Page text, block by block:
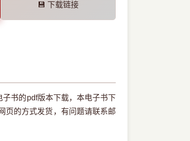
💾 下载链接
书的pdf版本下载，本电子书下
页的方式发货，有问题请联系邮